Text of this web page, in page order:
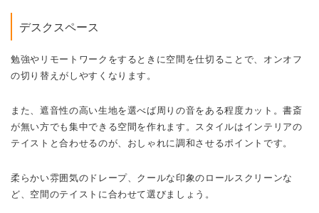
デスクスペース
勉強やリモートワークをするときに空間を仕切ることで、オンオフ
の切り替えがしやすくなります。
また、遮音性の高い生地を選べば周りの音をある程度カット。書斎
が無い方でも集中できる空間を作れます。スタイルはインテリアの
テイストと合わせるのが、おしゃれに調和させるポイントです。
柔らかい雰囲気のドレープ、クールな印象のロールスクリーンな
ど、空間のテイストに合わせて選びましょう。